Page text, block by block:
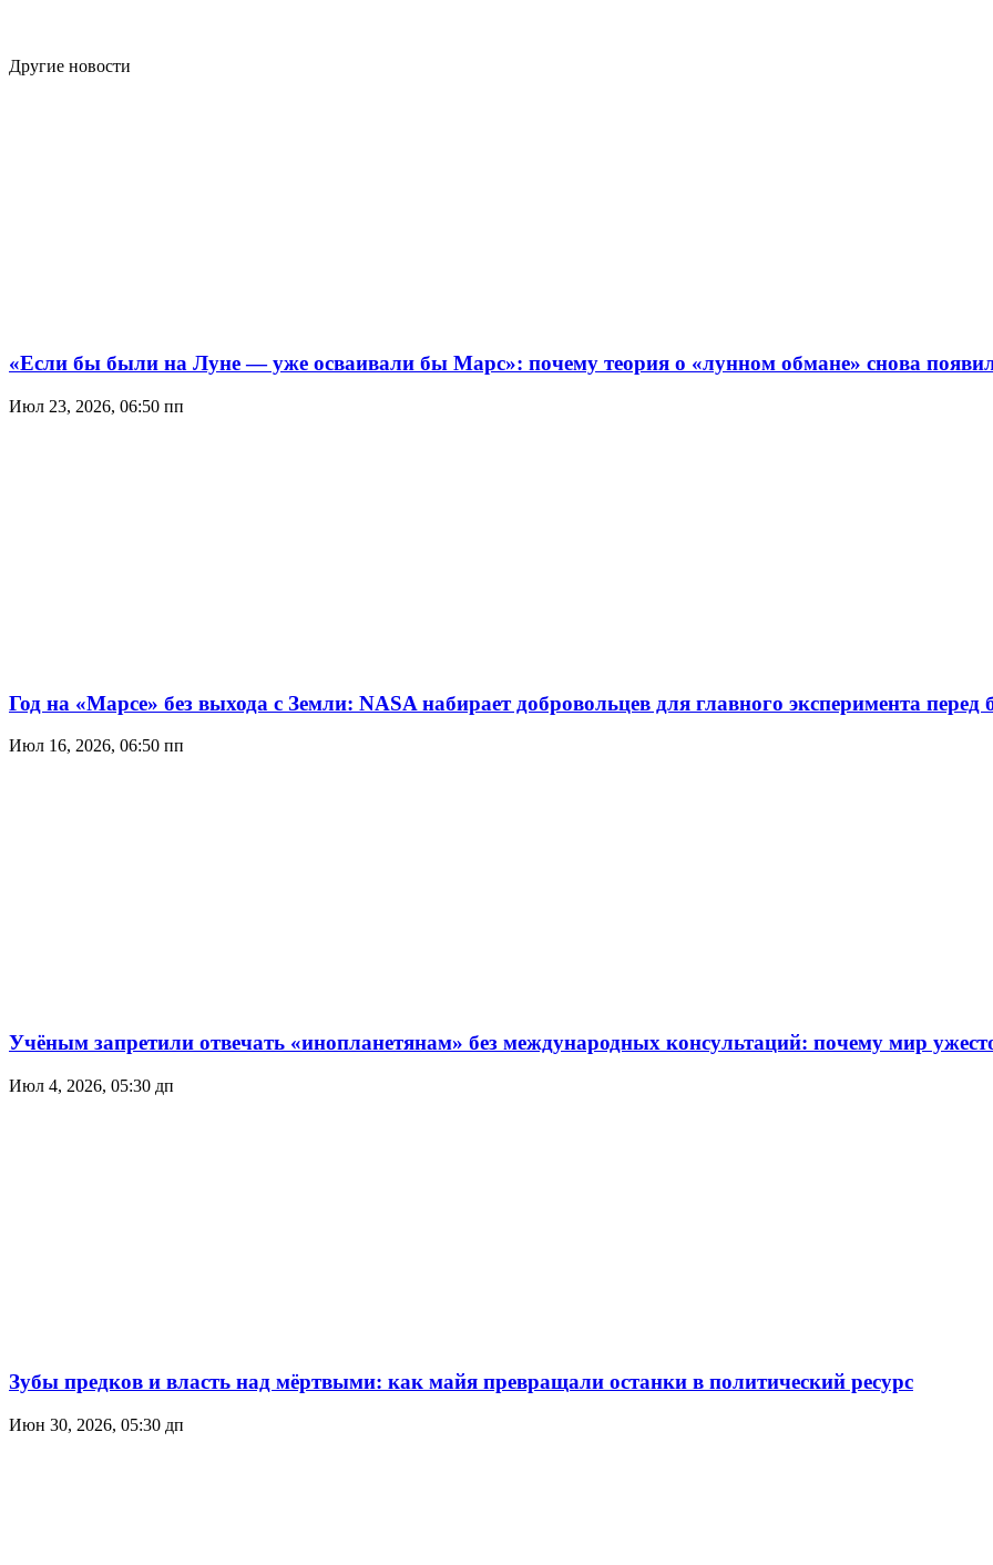
Другие новости
«Если бы были на Луне — уже осваивали бы Марс»: почему теория о «лунном обмане» снова
Июл 23, 2026, 06:50 пп
Год на «Марсе» без выхода с Земли: NASA набирает добровольцев для главного эксперимента
Июл 16, 2026, 06:50 пп
Учёным запретили отвечать «инопланетянам» без международных консультаций: почему мир
Июл 4, 2026, 05:30 дп
Зубы предков и власть над мёртвыми: как майя превращали останки в политический ресурс
Июн 30, 2026, 05:30 дп